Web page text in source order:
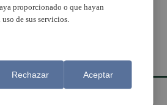
proporcionado o que hayan
de sus servicios.
Rechazar Aceptar